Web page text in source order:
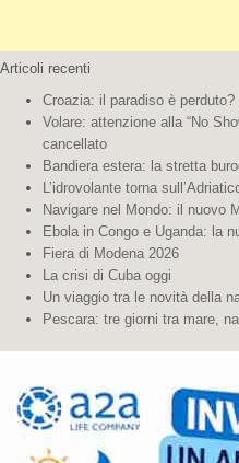
Articoli recenti
Croazia: il paradiso è perduto?
Volare: attenzione alla “No
cancellato
Bandiera estera: la stretta
L’idrovolante torna
Navigare nel Mondo: il nuovo
Ebola in Congo e Uganda: la
Fiera di Modena 2026
La crisi di Cuba oggi
Un viaggio tra le novità della
Pescara: tre giorni tra mare,